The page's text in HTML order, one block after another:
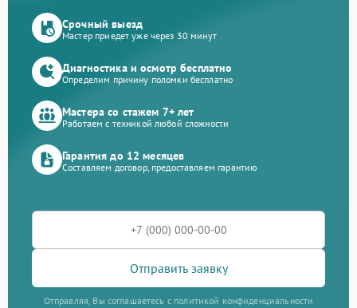
Срочный выезд
Мастер приедет уже через 30 минут
Диагностика и осмотр бесплатно
Определим причину поломки бесплатно
Мастера со стажем 7+ лет
Работаем с техникой любой сложности
Гарантия до 12 месяцев
Составляем договор, предоставляем гарантию
Отправить заявку
Отправляя, Вы соглашаетесь с политикой конфиденциальности